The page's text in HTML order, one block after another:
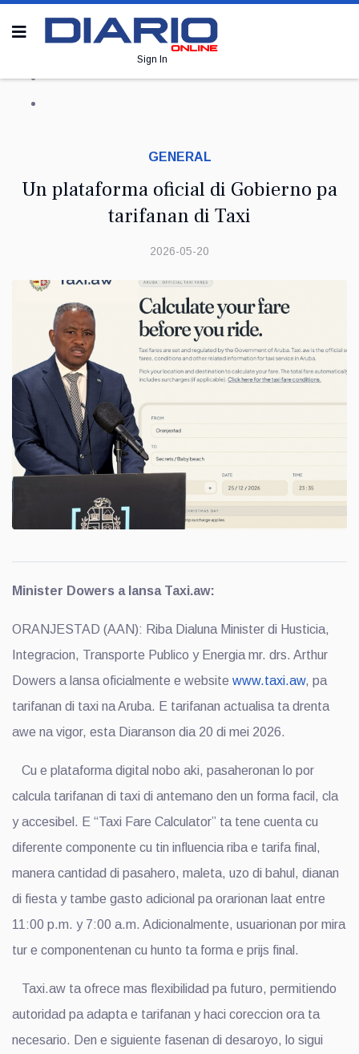
Sign In
GENERAL
Un plataforma oficial di Gobierno pa
tarifanan di Taxi
2026-05-20
Minister Dowers a lansa Taxi.aw:
ORANJESTAD (AAN): Riba Dialuna Minister di Husticia,
Integracion, Transporte Publico y Energia mr. drs. Arthur
Dowers a lansa oficialmente e website www.taxi.aw, pa
tarifanan di taxi na Aruba. E tarifanan actualisa ta drenta
awe na vigor, esta Diaranson dia 20 di mei 2026.
Cu e plataforma digital nobo aki, pasaheronan lo por
calcula tarifanan di taxi di antemano den un forma facil, cla
y accesibel. E “Taxi Fare Calculator” ta tene cuenta cu
diferente componente cu tin influencia riba e tarifa final,
manera cantidad di pasahero, maleta, uzo di bahul, dianan
di fiesta y tambe gasto adicional pa orarionan laat entre
11:00 p.m. y 7:00 a.m. Adicionalmente, usuarionan por mira
tur e componentenan cu hunto ta forma e prijs final.
Taxi.aw ta ofrece mas flexibilidad pa futuro, permitiendo
autoridad pa adapta e tarifanan y haci coreccion ora ta
necesario. Den e siguiente fasenan di desaroyo, lo sigui